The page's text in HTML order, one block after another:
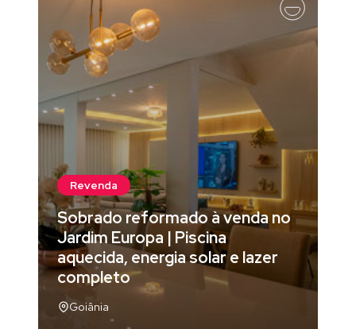
Revenda
Sobrado reformado à venda no
Jardim Europa | Piscina
aquecida, energia solar e lazer
completo
Goiânia